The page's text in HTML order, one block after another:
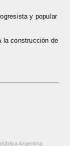
y popular
la construcción de
Argentina